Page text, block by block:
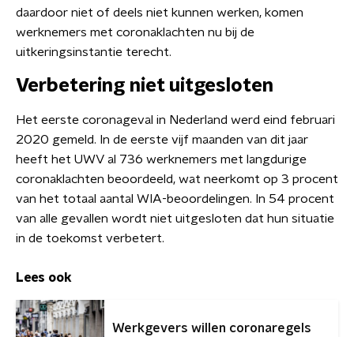
daardoor niet of deels niet kunnen werken, komen
werknemers met coronaklachten nu bij de
uitkeringsinstantie terecht.
Verbetering niet uitgesloten
Het eerste coronageval in Nederland werd eind februari
2020 gemeld. In de eerste vijf maanden van dit jaar
heeft het UWV al 736 werknemers met langdurige
coronaklachten beoordeeld, wat neerkomt op 3 procent
van het totaal aantal WIA-beoordelingen. In 54 procent
van alle gevallen wordt niet uitgesloten dat hun situatie
in de toekomst verbetert.
Lees ook
Werkgevers willen coronaregels